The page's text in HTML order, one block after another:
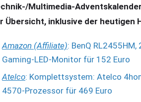
Multimedia-
Übersicht, inklusive der heutigen
Amazon (Affiliate): BenQ
Gaming-LED-Monitor für 152 Euro
Atelco: Komplettsystem: Atelco
4570-Prozessor für 469 Euro